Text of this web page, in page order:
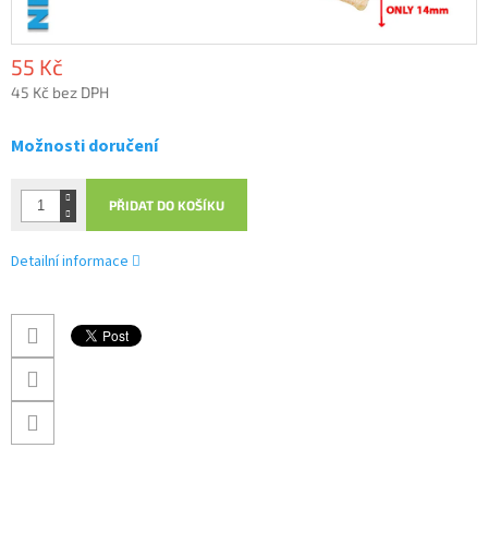
55 Kč
45 Kč bez DPH
cena:
Možnosti doručení
PŘIDAT DO KOŠÍKU
Detailní informace